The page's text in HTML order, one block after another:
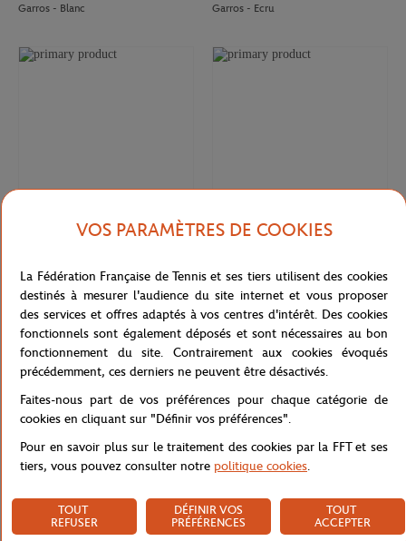
Garros - Blanc
Garros - Ecru
Casquette Club Lacoste x Roland-
Garros - Marine
Brief Performance femme Lacoste x
Roland-Garros - Terre battue
LACOSTE 80,00 €
ROLAND GARROS 50,00
VOS PARAMÈTRES DE COOKIES
La Fédération Française de Tennis et ses tiers utilisent des cookies
destinés à mesurer l'audience du site internet et vous proposer
des services et offres adaptés à vos centres d'intérêt. Des cookies
fonctionnels sont également déposés et sont nécessaires au bon
fonctionnement du site. Contrairement aux cookies évoqués
précédemment, ces derniers ne peuvent être désactivés.
Faites-nous part de vos préférences pour chaque catégorie de
cookies en cliquant sur "Définir vos préférences".
Pour en savoir plus sur le traitement des cookies par la FFT et ses
tiers, vous pouvez consulter notre politique cookies.
TOUT
REFUSER
DÉFINIR VOS
PRÉFÉRENCES
TOUT
ACCEPTER